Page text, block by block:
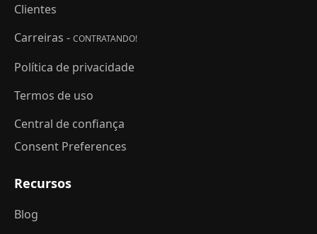
Clientes
Carreiras - CONTRATANDO!
Política de privacidade
Termos de uso
Central de confiança
Consent Preferences
Recursos
Blog